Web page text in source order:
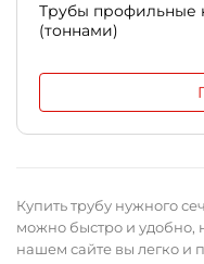
Трубы профильные
(тоннами)
Купить трубу нужного
можно быстро и
нашем сайте вы легко и